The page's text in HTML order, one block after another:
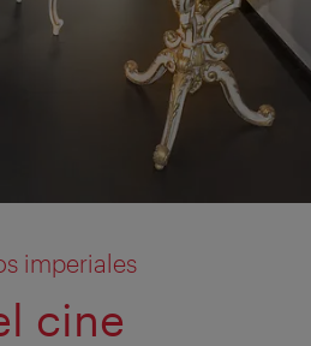
imperiales
cine